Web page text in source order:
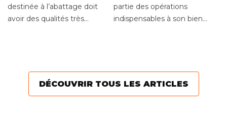
destinée à l’abattage doit
avoir des qualités très
partie des opérations
indispensables à son bien-
DÉCOUVRIR TOUS LES ARTICLES